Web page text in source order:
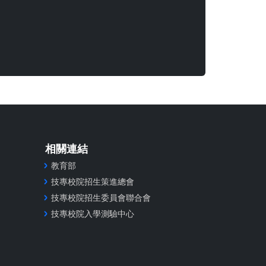
相關連結
教育部
技專校院招生策進總會
技專校院招生委員會聯合會
技專校院入學測驗中心